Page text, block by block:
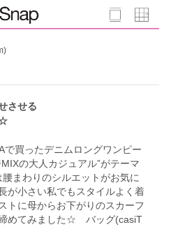
させる
☆
で買ったデニムロングワンピー
の大人カジュアル”がテーマ
まわりのシルエットがお気に
が小さい私でもスタイルよく着
トに母からお下がりのスカーフ
めてみました☆ バッグ(casiT